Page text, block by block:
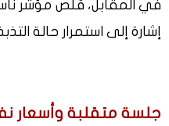
إشارة إلى استمرار حالة
جلسة متقلبة وأسعار